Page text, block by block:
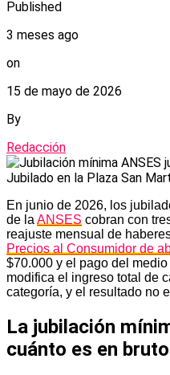
Published
3 meses ago
on
15 de mayo de 2026
By
Redacción
Jubilado en la Plaza San
En junio de 2026, los
de la ANSES cobran con
reajuste mensual de
Precios al Consumidor de
$70.000 y el pago del
modifica el ingreso total de
categoría, y el resultado no
La jubilación
cuánto es en